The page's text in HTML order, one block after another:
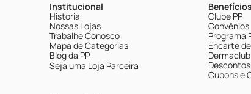
Institucional
História
Nossas Lojas
Trabalhe Conosco
Mapa de Categorias
Blog da PP
Seja uma Loja Parceira
Clube PP
Convênios
Programa
Encarte
Dermaclub
Cupons e